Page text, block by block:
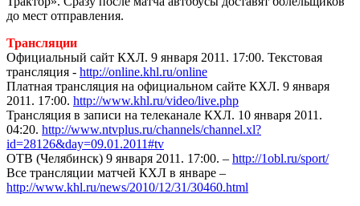
до мест отправления.
Трансляции
Официальный сайт КХЛ. 9 января 2011. 17:00. Текстовая
трансляция - http://online.khl.ru/online
Платная трансляция на официальном сайте КХЛ. 9 января
2011. 17:00. http://www.khl.ru/video/live.php
Трансляция в записи на телеканале КХЛ. 10 января 2011.
04:20. http://www.ntvplus.ru/channels/channel.xl?
id=28126&day=09.01.2011#tv
ОТВ (Челябинск) 9 января 2011. 17:00. – http://1obl.ru/sport/
Все трансляции матчей КХЛ в январе –
http://www.khl.ru/news/2010/12/31/30460.html